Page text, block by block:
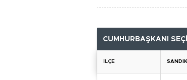
CUMHURBAŞKANI
İLÇE SANDIK